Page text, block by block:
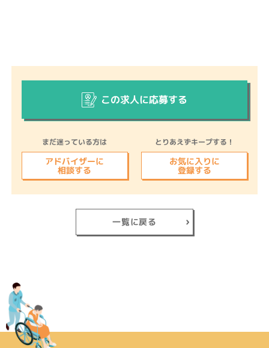
この求人に応募する
まだ迷っている方は
アドバイザーに
相談する
とりあえずキープする！
お気に入りに
登録する
一覧に戻る